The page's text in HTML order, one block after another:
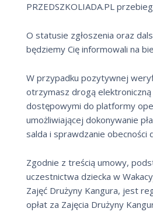
PRZEDSZKOLIADA.PL
O statusie zgłoszenia oraz
będziemy Cię informowali na
W przypadku pozytywnej
otrzymasz drogą
dostępowymi do platformy
umożliwiającej dokonywanie
salda i sprawdzanie obecności
Zgodnie z treścią umowy,
uczestnictwa dziecka w
Zajęć Drużyny Kangura, jest
opłat za Zajęcia Drużyny